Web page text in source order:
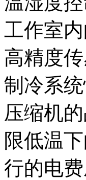
工作室
高精度
制冷系
压缩机
限低温
行的电费